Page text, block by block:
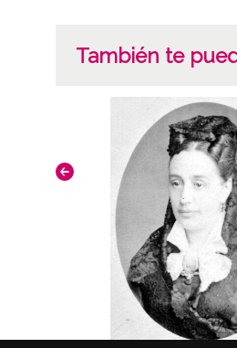
También te